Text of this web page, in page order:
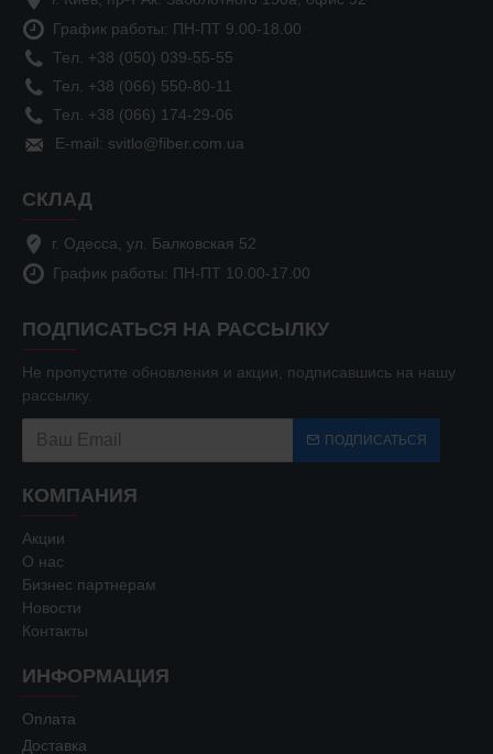
График работы: ПН-ПТ 9.00-18.00
Тел. +38 (050) 039-55-55
Тел. +38 (066) 550-80-11
Тел. +38 (066) 174-29-06
E-mail: svitlo@fiber.com.ua
СКЛАД
г. Одесса, ул. Балковская 52
График работы: ПН-ПТ 10.00-17.00
ПОДПИСАТЬСЯ НА РАССЫЛКУ
Не пропустите обновления и акции, подписавшись на нашу
рассылку.
ПОДПИСАТЬСЯ
КОМПАНИЯ
Акции
О нас
Бизнес партнерам
Новости
Контакты
ИНФОРМАЦИЯ
Оплата
Доставка